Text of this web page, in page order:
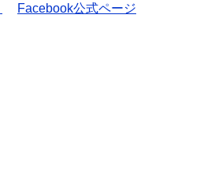
Facebook公式ページ